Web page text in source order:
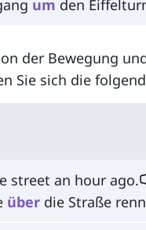
um den
der Bewegung
Sie sich die
street an hour ago.
über die Straße